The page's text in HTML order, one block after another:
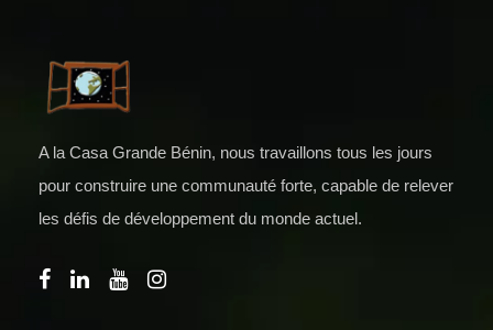
A la Casa Grande Bénin, nous travaillons tous les jours
pour construire une communauté forte, capable de relever
les défis de développement du monde actuel.